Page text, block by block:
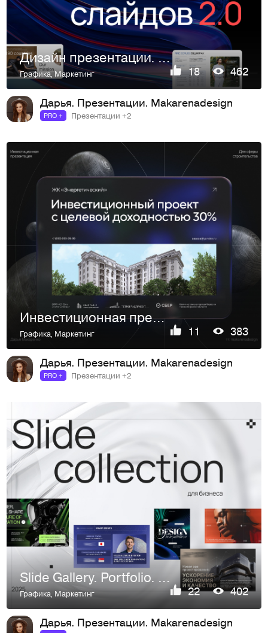
Дизайн презентации. Дизайнер презентаций
Графика,Маркетинг 18 462
Дарья. Презентации. Makarenadesign
PRO + Презентации +2
Инвестиционная презентация для застройщика
Графика, Маркетинг 11 383
Дарья. Презентации. Makarenadesign
PRO + Презентации +2
Slide Gallery. Portfolio. Презентация
Графика,Маркетинг 22 402
Дарья. Презентации. Makarenadesign